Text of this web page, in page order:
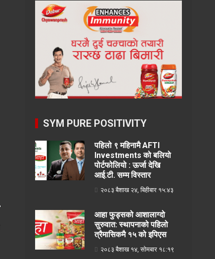
SYM PURE POSITIVITY
पहिलो ९ महिनामै AFTI
Investments को बलियो
पोर्टफोलियो : ऊर्जा देखि
आई.टी. सम्म विस्तार
२०८३ बैशाख २४, बिहीबार १५:४३
आहा फुड्सको आशालाग्दो
सुरुवात: स्थापनाको पहिलो
त्रैमासिकमै १५ को इपिएस
२०८३ बैशाख १४, सोमबार १८:१९